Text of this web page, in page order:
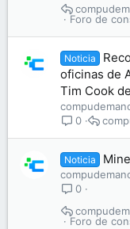
Foro de
Noticia
oficinas de
Tim Cook
0
Noticia
0
Foro de